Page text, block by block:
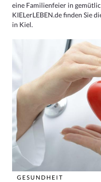
eine Familienfeier in
KIELerLEBEN.de finden Sie
in Kiel.
GESUNDHEIT